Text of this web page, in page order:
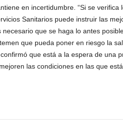
en incertidumbre. “Si se verifica
Sanitarios puede instruir las
que se haga lo antes
que pueda poner en riesgo la
que está a la espera de una
las condiciones en las que